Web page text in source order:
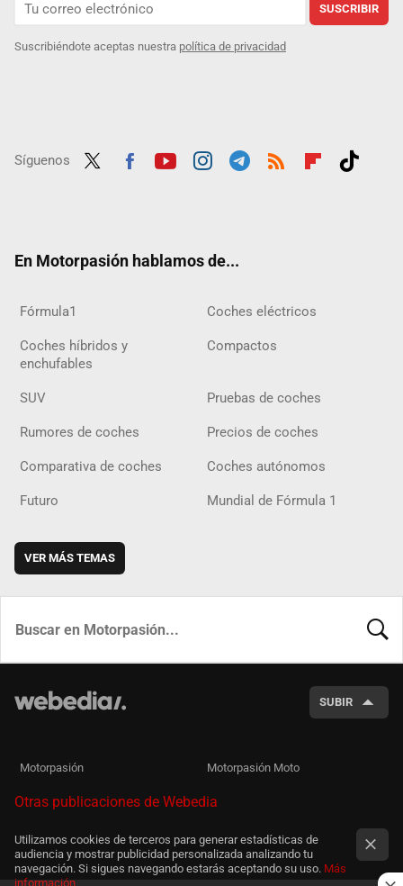
SUSCRIBIR
Suscribiéndote aceptas nuestra política de privacidad
Síguenos
En Motorpasión hablamos de...
Fórmula1 Coches eléctricos
Coches híbridos y
enchufables
Compactos
SUV Pruebas de coches
Rumores de coches Precios de coches
Comparativa de coches Coches autónomos
Futuro Mundial de Fórmula 1
VER MÁS TEMAS
SUBIR
Motorpasión Motorpasión Moto
Otras publicaciones de Webedia
Utilizamos cookies de terceros para generar estadísticas de
audiencia y mostrar publicidad personalizada analizando tu
navegación. Si sigues navegando estarás aceptando su uso. Más
información